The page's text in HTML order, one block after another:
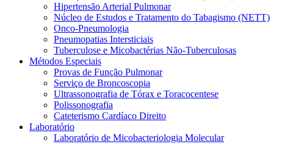
Hipertensão Arterial Pulmonar
Núcleo de Estudos e Tratamento do Tabagismo (NETT)
Onco-Pneumologia
Pneumopatias Intersticiais
Tuberculose e Micobactérias Não-Tuberculosas
Métodos Especiais
Provas de Função Pulmonar
Serviço de Broncoscopia
Ultrassonografia de Tórax e Toracocentese
Polissonografia
Cateterismo Cardíaco Direito
Laboratório
Laboratório de Micobacteriologia Molecular